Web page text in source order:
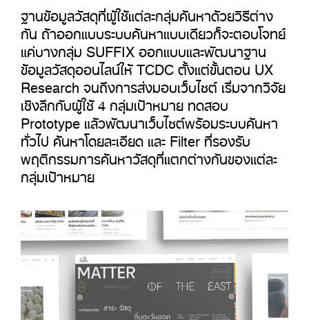
ฐานข้อมูลวัสดุที่ผู้ใช้แต่ละกลุ่มค้นหาด้วยวิธีต่าง
กัน ถ้าออกแบบระบบค้นหาแบบเดียวก็จะตอบโจทย์
แค่บางกลุ่ม SUFFIX ออกแบบและพัฒนาฐาน
ข้อมูลวัสดุออนไลน์ให้ TCDC ตั้งแต่ขั้นตอน UX
Research จนถึงการส่งมอบเว็บไซต์ เริ่มจากวิจัย
เชิงลึกกับผู้ใช้ 4 กลุ่มเป้าหมาย ทดสอบ
Prototype แล้วพัฒนาเว็บไซต์พร้อมระบบค้นหา
ทั่วไป ค้นหาโดยละเอียด และ Filter ที่รองรับ
พฤติกรรมการค้นหาวัสดุที่แตกต่างกันของแต่ละ
กลุ่มเป้าหมาย